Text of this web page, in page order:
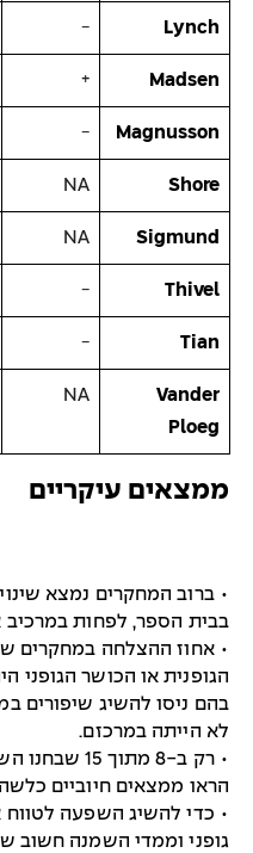
Lynch
−
Madsen
+
Magnusson
−
Shore
NA
Sigmund
NA
Thivel
−
Tian
−
Vander
Ploeg
NA
ממצאים עיקריים
• ברוב המחקרים נמצא
בבית הספר, לפחות
• אחוז ההצלחה במחקרים
הגופנית או הכושר הגופני
בהם ניסו להשיג שיפורים
לא הייתה במרכזם.
• רק ב-8
הראו ממצאים חיוביים
• כדי להשיג השפעה לטווח
גופני וממדי השמנה חשוב